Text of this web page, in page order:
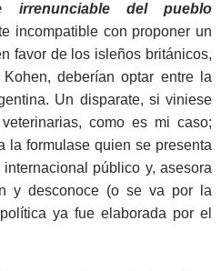
irrenunciable del pueblo
incompatible con proponer un
favor de los isleños británicos,
deberían optar entre la
Un disparate, si viniese
como es mi caso;
la formulase quien se presenta
público y, asesora
y desconoce (o se va por la
ya fue elaborada por el